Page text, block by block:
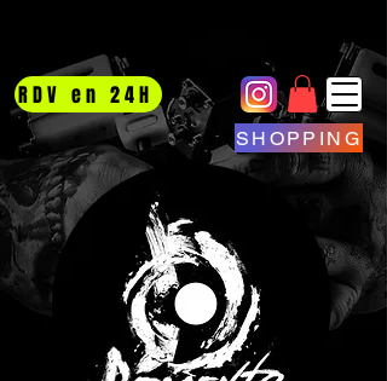
RDV en 24H
SHOPPING